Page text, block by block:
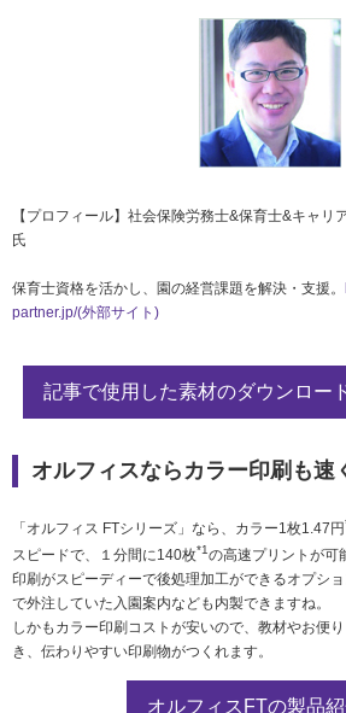
【プロフィール】社会保険労務士&保育士&キャ
氏
保育士資格を活かし、園の経営課題を解決・支援。
partner.jp/(外部サイト)
記事で使用した素材のダウンロー
オルフィスならカラー印刷も速
「オルフィス FTシリーズ」なら、カラー1枚1.47円
スピードで、１分間に140枚*1の高速プリントが可
印刷がスピーディーで後処理加工ができるオプシ
で外注していた入園案内なども内製できますね。
しかもカラー印刷コストが安いので、教材やお便
き、伝わりやすい印刷物がつくれます。
オルフィスFTの製品